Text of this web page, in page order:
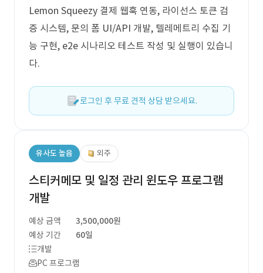
Lemon Squeezy 결제 웹훅 연동, 라이선스 토큰 검
증 시스템, 문의 폼 UI/API 개발, 텔레메트리 수집 기
능 구현, e2e 시나리오 테스트 작성 및 실행이 있습니
다.
로그인 후 무료 견적 상담 받으세요.
유사도 높음 외주
스티커메모 및 일정 관리 윈도우 프로그램
개발
예상 금액
3,500,000원
예상 기간
60일
개발
PC 프로그램